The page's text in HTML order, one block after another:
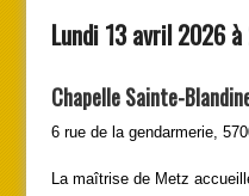
Lundi 13 avril 2026
Chapelle Sainte-
6 rue de la gendarmerie,
La maîtrise de Metz